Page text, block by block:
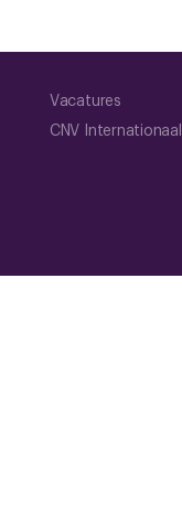
Vacatures
CNV Internationaal